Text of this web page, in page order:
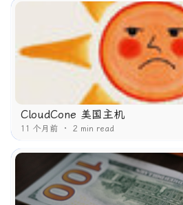
CloudCone 美国主机
11 个月前 2 min read